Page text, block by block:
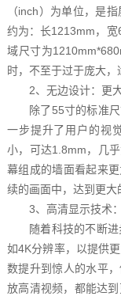
（inch）为单位，是
约为：长1213mm，
域尺寸为
时，不至于过于庞大，
2、无边设计：更
除了55寸的标准
一步提升了用户的视
小，可达1.8mm，几
幕组成的墙面看起来
续的画面中，达到更大
3、高清显示技术
随着科技的不断
如4K分辨率，以提供
数提升到惊人的水平
放高清视频，都能达